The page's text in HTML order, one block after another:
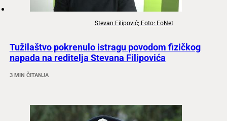
Stevan Filipović; Foto: FoNet
Tužilaštvo pokrenulo istragu povodom fizičkog
napada na reditelja Stevana Filipovića
3 MIN ČITANJA